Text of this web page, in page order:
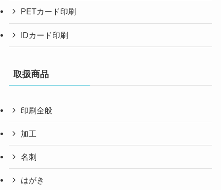
PETカード印刷
IDカード印刷
取扱商品
印刷全般
加工
名刺
はがき